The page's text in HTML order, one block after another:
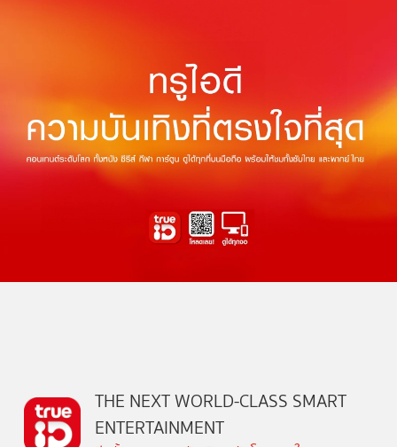
THE NEXT WORLD-CLASS SMART
ENTERTAINMENT